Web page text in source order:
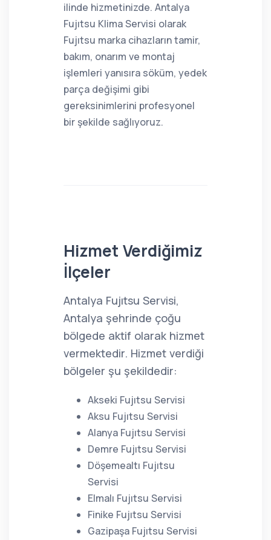
ilinde hizmetinizde. Antalya
Fujıtsu Klima Servisi olarak
Fujıtsu marka cihazların tamir,
bakım, onarım ve montaj
işlemleri yanısıra söküm, yedek
parça değişimi gibi
gereksinimlerini profesyonel
bir şekilde sağlıyoruz.
Hizmet Verdiğimiz
İlçeler
Antalya Fujıtsu Servisi,
Antalya şehrinde çoğu
bölgede aktif olarak hizmet
vermektedir. Hizmet verdiği
bölgeler şu şekildedir:
Akseki Fujıtsu Servisi
Aksu Fujıtsu Servisi
Alanya Fujıtsu Servisi
Demre Fujıtsu Servisi
Döşemealtı Fujıtsu
Servisi
Elmalı Fujıtsu Servisi
Finike Fujıtsu Servisi
Gazipaşa Fujıtsu Servisi